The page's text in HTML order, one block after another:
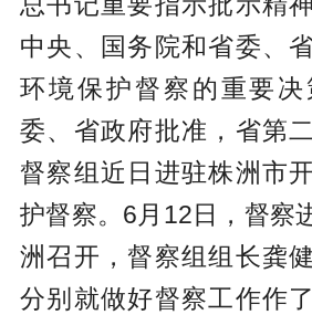
中央、国务院和省委、
环境保护督察的重要
委、省政府批准，省第
督察组近日进驻株洲市
护督察。6月12日，督察
洲召开，督察组组长龚
分别就做好督察工作作